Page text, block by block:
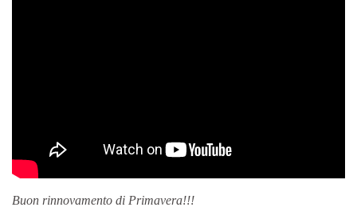
Buon rinnovamento di Primavera!!!